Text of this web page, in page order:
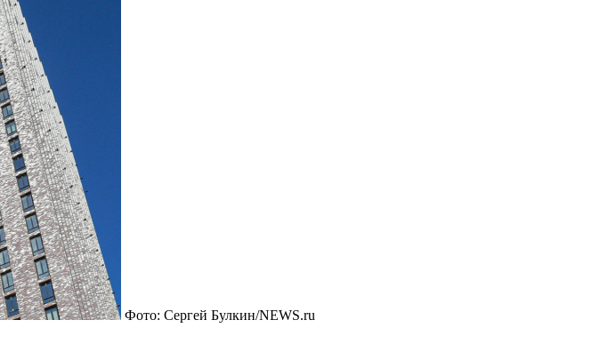
Фото: Сергей Булкин/NEWS.ru